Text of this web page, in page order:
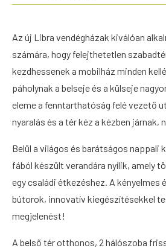
Az új Libra vendégházak kiválóan
számára, hogy felejthetetlen
kezdhessenek a mobilház minden
páholynak a belseje és a külseje
eleme a fenntarthatóság felé vezető
nyaralás és a tér kéz a kézben járnak,
Belül a világos és barátságos nappali
fából készült verandára nyílik, amely
egy családi étkezéshez. A kényelmes
bútorok, innovatív kiegészítésekkel
megjelenést!
A belső tér otthonos, 2 hálószoba